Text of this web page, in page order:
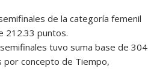
de la categoría femenil
212.33 puntos.
tuvo suma base de 304
por concepto de Tiempo,